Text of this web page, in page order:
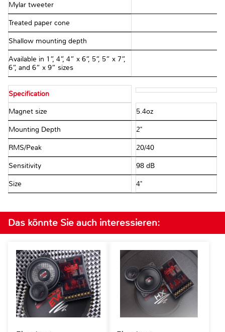
Mylar tweeter
Treated paper cone
Shallow mounting depth
Available in 1”, 4”, 4” x 6”, 5”, 5” x 7”,
6”, and 6” x 9” sizes
Specification
Magnet size 5.4oz
Mounting Depth 2"
RMS/Peak 20/40
Sensitivity 98 dB
Size 4"
Das könnte Sie auch interessieren: